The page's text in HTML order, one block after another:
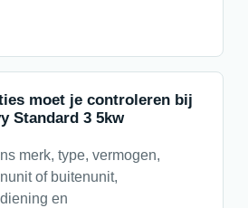
moet je controleren bij
Standard 3 5kw
merk, type, vermogen,
of buitenunit,
en